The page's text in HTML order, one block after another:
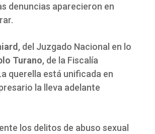
denuncias aparecieron en
, del Juzgado Nacional en lo
Turano, de la Fiscalía
querella está unificada en
la lleva adelante
los delitos de abuso sexual